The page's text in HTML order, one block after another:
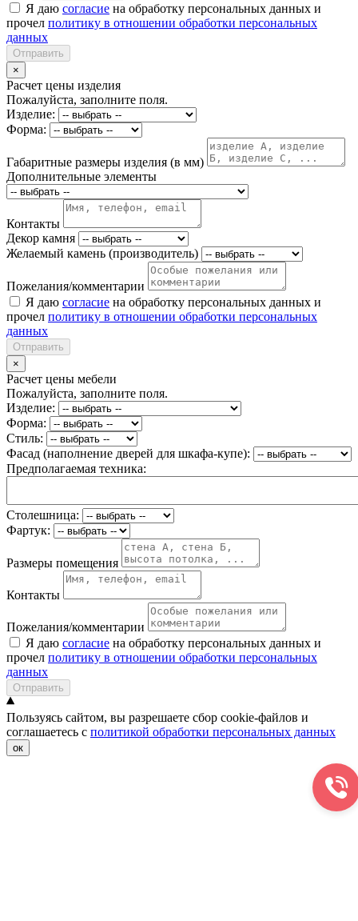
Я даю согласие на обработку персональных данных и
прочел политику в отношении обработки персональных
данных
Отправить
×
Расчет цены изделия
Пожалуйста, заполните поля.
Изделие:
Форма:
Габаритные размеры изделия (в мм)
Дополнительные элементы
Контакты
Декор камня
Желаемый камень (производитель)
Пожелания/комментарии
Я даю согласие на обработку персональных данных и
прочел политику в отношении обработки персональных
данных
Отправить
×
Расчет цены мебели
Пожалуйста, заполните поля.
Изделие:
Форма:
Стиль:
Фасад (наполнение дверей для шкафа-купе):
Предполагаемая техника:
Столешница:
Фартук:
Размеры помещения
Контакты
Пожелания/комментарии
Я даю согласие на обработку персональных данных и
прочел политику в отношении обработки персональных
данных
Отправить
Пользуясь сайтом, вы разрешаете сбор cookie-файлов и
соглашаетесь с политикой обработки персональных данных
ок